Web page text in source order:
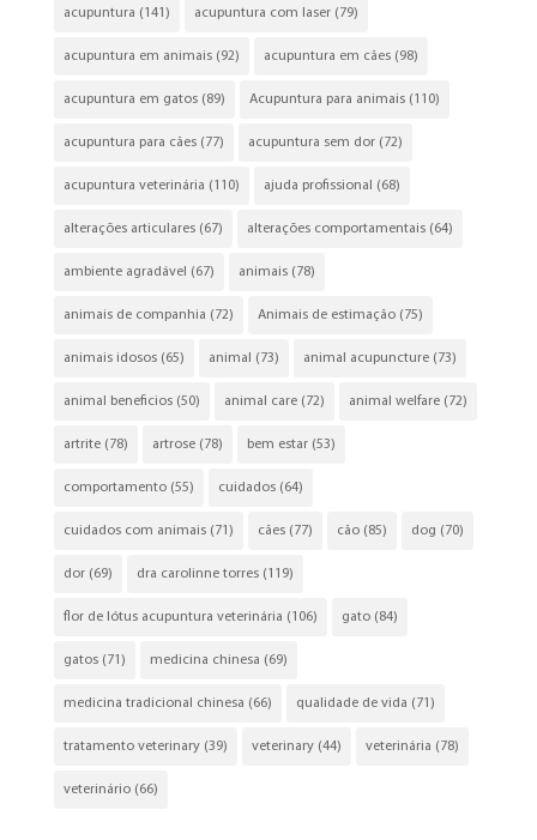
acupuntura (141) acupuntura com laser(79)
acupuntura em animais(92) acupuntura em cães(98)
acupuntura em gatos(89) Acupuntura para animais(110)
acupuntura para cães(77) acupuntura sem dor(72)
acupuntura veterinária (110) ajuda profissional (68)
alterações articulares(67) alterações comportamentais(64)
ambiente agradável (67) animais(78)
animais de companhia (72) Animais de estimação(75)
animais idosos(65) animal (73) animal acupuncture(73)
animal beneficios(50) animal care(72) animal welfare(72)
artrite(78) artrose(78) bem estar(53)
comportamento(55) cuidados(64)
cuidados com animais(71) cães(77) cão(85) dog (70)
dor(69) dra carolinne torres(119)
flor de lótus acupuntura veterinária (106) gato(84)
gatos(71) medicina chinesa (69)
medicina tradicional chinesa (66) qualidade de vida (71)
tratamento veterinary(39) veterinary(44) veterinária (78)
veterinário(66)